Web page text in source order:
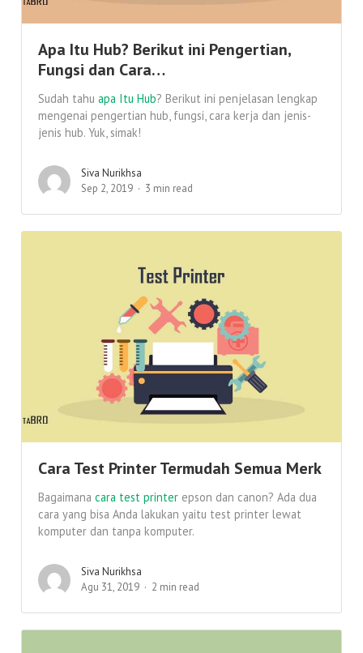
Apa Itu Hub? Berikut ini Pengertian,
Fungsi dan Cara…
Sudah tahuapa Itu Hub? Berikut ini penjelasan lengkap
mengenai pengertian hub, fungsi, cara kerja dan jenis-
jenis hub. Yuk, simak!
Siva Nurikhsa
Sep 2, 2019
3 min read
Cara Test Printer Termudah Semua Merk
Bagaimanacara test printer epson dan canon? Ada dua
cara yang bisa Anda lakukan yaitu test printer lewat
komputer dan tanpa komputer.
Siva Nurikhsa
Agu 31, 2019
2 min read